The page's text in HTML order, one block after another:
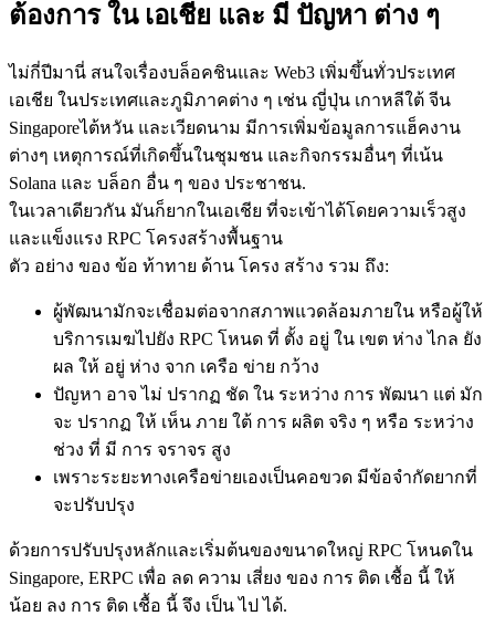
ต้องการ ใน เอเชีย และ มี ปัญหา ต่าง ๆ
ไม่กี่ปีมานี่ สนใจเรื่องบล็อคชินและ Web3 เพิ่มขึ้นทั่วประเทศ
เอเชีย ในประเทศและภูมิภาคต่าง ๆ เช่น ญี่ปุ่น เกาหลีใต้ จีน
Singaporeไต้หวัน และเวียดนาม มีการเพิ่มข้อมูลการแฮ็คงาน
ต่างๆ เหตุการณ์ที่เกิดขึ้นในชุมชน และกิจกรรมอื่นๆ ที่เน้น
Solana และ บล็อก อื่น ๆ ของ ประชาชน.
ในเวลาเดียวกัน มันก็ยากในเอเชีย ที่จะเข้าได้โดยความเร็วสูง
และแข็งแรง RPC โครงสร้างพื้นฐาน
ตัว อย่าง ของ ข้อ ท้าทาย ด้าน โครง สร้าง รวม ถึง:
ผู้พัฒนามักจะเชื่อมต่อจากสภาพแวดล้อมภายใน หรือผู้ให้
บริการเมฆไปยัง RPC โหนด ที่ ตั้ง อยู่ ใน เขต ห่าง ไกล ยัง
ผล ให้ อยู่ ห่าง จาก เครือ ข่าย กว้าง
ปัญหา อาจ ไม่ ปรากฏ ชัด ใน ระหว่าง การ พัฒนา แต่ มัก
จะ ปรากฏ ให้ เห็น ภาย ใต้ การ ผลิต จริง ๆ หรือ ระหว่าง
ช่วง ที่ มี การ จราจร สูง
เพราะระยะทางเครือข่ายเองเป็นคอขวด มีข้อจํากัดยากที่
จะปรับปรุง
ด้วยการปรับปรุงหลักและเริ่มต้นของขนาดใหญ่ RPC โหนดใน
Singapore, ERPC เพื่อ ลด ความ เสี่ยง ของ การ ติด เชื้อ นี้ ให้
น้อย ลง การ ติด เชื้อ นี้ จึง เป็น ไป ได้.